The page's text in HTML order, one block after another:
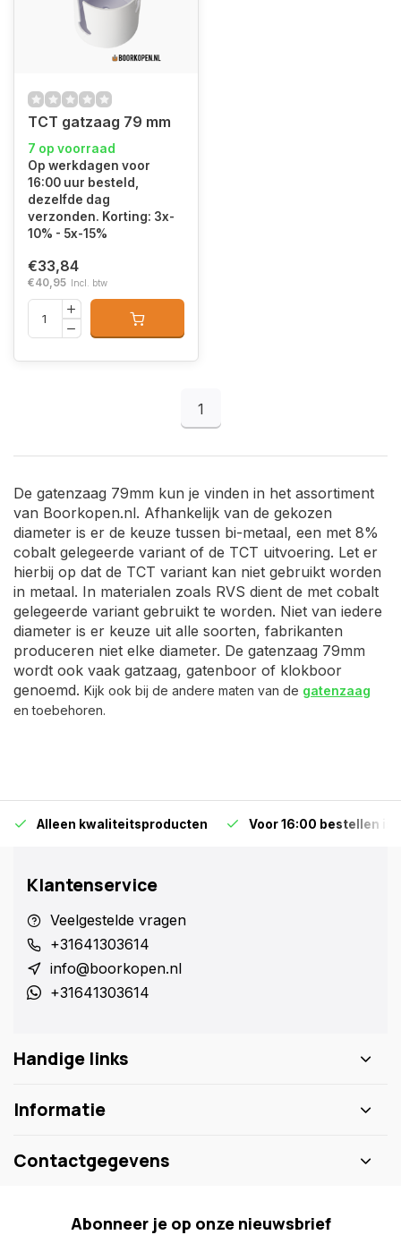
TCT gatzaag 79 mm
7 op voorraad
Op werkdagen voor
16:00 uur besteld,
dezelfde dag
verzonden. Korting: 3x-
10% - 5x-15%
€33,84
€40,95 Incl. btw
1
De gatenzaag 79mm kun je vinden in het assortiment
van Boorkopen.nl. Afhankelijk van de gekozen
diameter is er de keuze tussen bi-metaal, een met 8%
cobalt gelegeerde variant of de TCT uitvoering. Let er
hierbij op dat de TCT variant kan niet gebruikt worden
in metaal. In materialen zoals RVS dient de met cobalt
gelegeerde variant gebruikt te worden. Niet van iedere
diameter is er keuze uit alle soorten, fabrikanten
produceren niet elke diameter. De gatenzaag 79mm
wordt ook vaak gatzaag, gatenboor of klokboor
genoemd. Kijk ook bij de andere maten van de gatenzaag
en toebehoren.
Alleen kwaliteitsproducten Voor 16:00 bestellen is
Klantenservice
Veelgestelde vragen
+31641303614
info@boorkopen.nl
+31641303614
Handige links
Informatie
Contactgegevens
Abonneer je op onze nieuwsbrief